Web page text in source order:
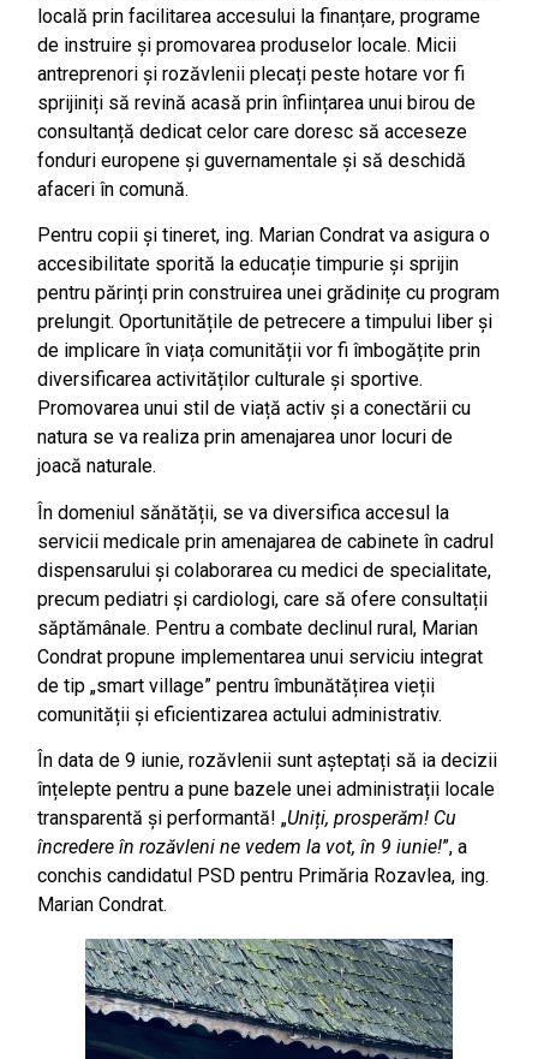
locală prin facilitarea accesului la finanțare, programe
de instruire și promovarea produselor locale. Micii
antreprenori și rozăvlenii plecați peste hotare vor fi
sprijiniți să revină acasă prin înființarea unui birou de
consultanță dedicat celor care doresc să acceseze
fonduri europene și guvernamentale și să deschidă
afaceri în comună.
Pentru copii și tineret, ing. Marian Condrat va asigura o
accesibilitate sporită la educație timpurie și sprijin
pentru părinți prin construirea unei grădinițe cu program
prelungit. Oportunitățile de petrecere a timpului liber și
de implicare în viața comunității vor fi îmbogățite prin
diversificarea activităților culturale și sportive.
Promovarea unui stil de viață activ și a conectării cu
natura se va realiza prin amenajarea unor locuri de
joacă naturale.
În domeniul sănătății, se va diversifica accesul la
servicii medicale prin amenajarea de cabinete în cadrul
dispensarului și colaborarea cu medici de specialitate,
precum pediatri și cardiologi, care să ofere consultații
săptămânale. Pentru a combate declinul rural, Marian
Condrat propune implementarea unui serviciu integrat
de tip „smart village” pentru îmbunătățirea vieții
comunității și eficientizarea actului administrativ.
În data de 9 iunie, rozăvlenii sunt așteptați să ia decizii
înțelepte pentru a pune bazele unei administrații locale
transparentă și performantă! „Uniți, prosperăm! Cu
încredere în rozăvleni ne vedem la vot, în 9 iunie!”, a
conchis candidatul PSD pentru Primăria Rozavlea, ing.
Marian Condrat.